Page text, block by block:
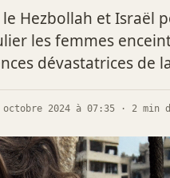
Hezbollah et Israël
les femmes
dévastatrices de
octobre 2024 à 07:35 · 2 min